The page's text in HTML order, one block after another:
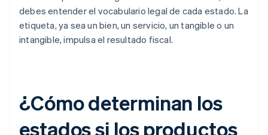
debes entender el vocabulario legal de cada estado. La
etiqueta, ya sea un bien, un servicio, un tangible o un
intangible, impulsa el resultado fiscal.
¿Cómo determinan los
estados si los productos